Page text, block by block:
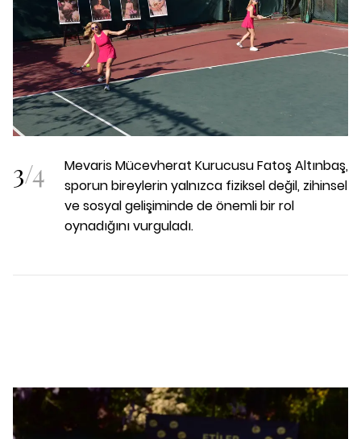
3/4
Mevaris Mücevherat Kurucusu Fatoş Altınbaş,
sporun bireylerin yalnızca fiziksel değil, zihinsel
ve sosyal gelişiminde de önemli bir rol
oynadığını vurguladı.